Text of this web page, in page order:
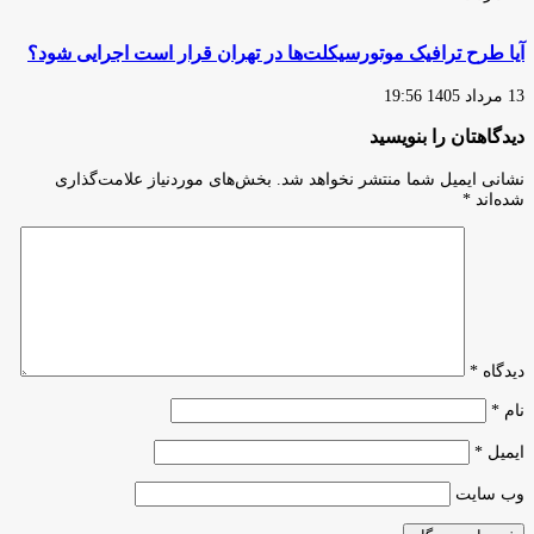
آیا طرح ترافیک موتورسیکلت‌ها در تهران قرار است اجرایی شود؟
13 مرداد 1405 19:56
دیدگاهتان را بنویسید
نشانی ایمیل شما منتشر نخواهد شد.
بخش‌های موردنیاز علامت‌گذاری
شده‌اند *
دیدگاه *
نام *
ایمیل *
وب‌ سایت